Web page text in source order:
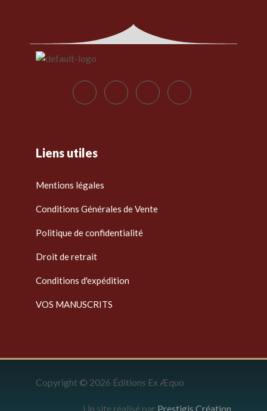
Liens utiles
Mentions légales
Conditions Générales de Vente
Politique de confidentialité
Droit de retrait
Conditions d'expédition
VOS MANUSCRITS
Copyright © 2026 Éditions Ex Æquo
Un site réalisé par Prestigis Création